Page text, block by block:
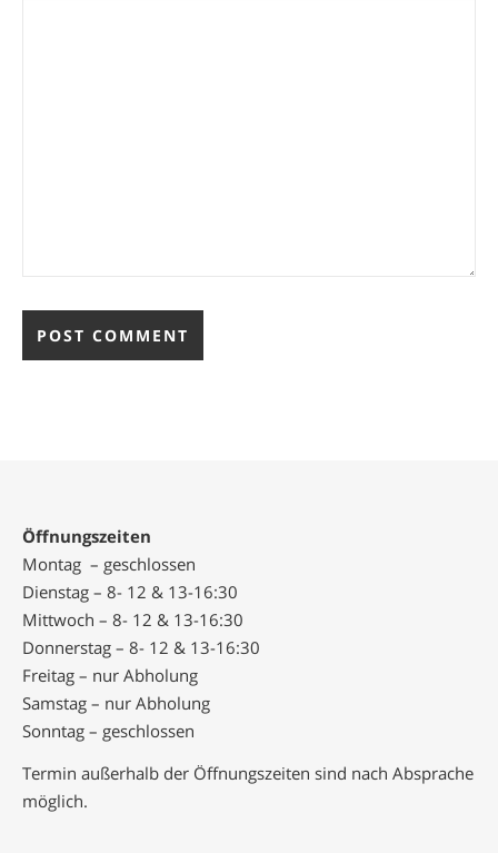
Öffnungszeiten
Montag – geschlossen
Dienstag – 8- 12 & 13-16:30
Mittwoch – 8- 12 & 13-16:30
Donnerstag – 8- 12 & 13-16:30
Freitag – nur Abholung
Samstag – nur Abholung
Sonntag – geschlossen
Termin außerhalb der Öffnungszeiten sind nach Absprache
möglich.